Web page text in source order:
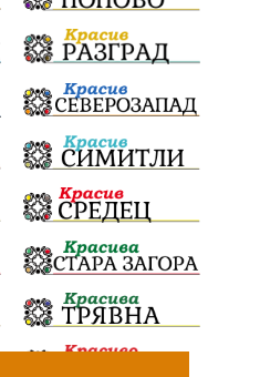
Микродрон